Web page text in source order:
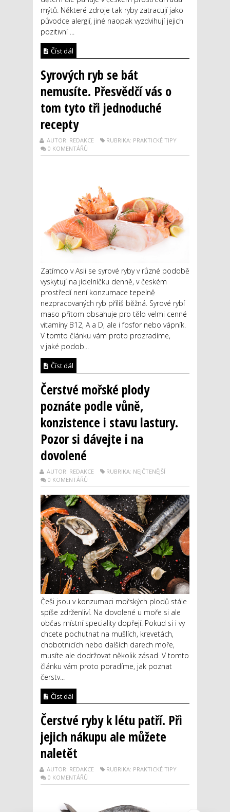
mýtů. Některé zdroje tak ryby zatracují jako
původce alergií, jiné naopak vyzdvihují jejich
pozitivní ...
Číst dál
Syrových ryb se bát
nemusíte. Přesvědčí vás o
tom tyto tři jednoduché
recepty
AUTOR: REDAKCE
RUBRIKA: PRAKTICKÉ TIPY
0 KOMENTÁŘŮ
Zatímco v Asii se syrové ryby v různé podobě
vyskytují na jídelníčku denně, v českém
prostředí není konzumace tepelně
nezpracovaných ryb příliš běžná. Syrové rybí
maso přitom obsahuje pro tělo velmi cenné
vitamíny B12, A a D, ale i fosfor nebo vápník.
V tomto článku vám proto prozradíme,
v jaké podob...
Číst dál
Čerstvé mořské plody
poznáte podle vůně,
konzistence i stavu lastury.
Pozor si dávejte i na
dovolené
AUTOR: REDAKCE
RUBRIKA: NEJČTENĚJŠÍ
0 KOMENTÁŘŮ
Češi jsou v konzumaci mořských plodů stále
spíše zdrženliví. Na dovolené u moře si ale
občas místní speciality dopřejí. Pokud si i vy
chcete pochutnat na mušlích, krevetách,
chobotnicích nebo dalších darech moře,
musíte ale dodržovat několik zásad. V tomto
článku vám proto poradíme, jak poznat
čerstv...
Číst dál
Čerstvé ryby k létu patří. Při
jejich nákupu ale můžete
naletět
AUTOR: REDAKCE
RUBRIKA: PRAKTICKÉ TIPY
0 KOMENTÁŘŮ